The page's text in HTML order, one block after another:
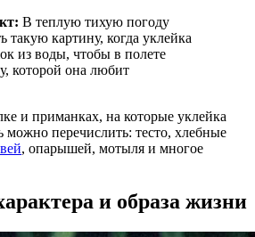
В теплую тихую погоду
такую картину, когда уклейка
из воды, чтобы в полете
которой она любит
и приманках, на которые уклейка
можно перечислить: тесто, хлебные
, опарышей, мотыля и многое
и образа жизни